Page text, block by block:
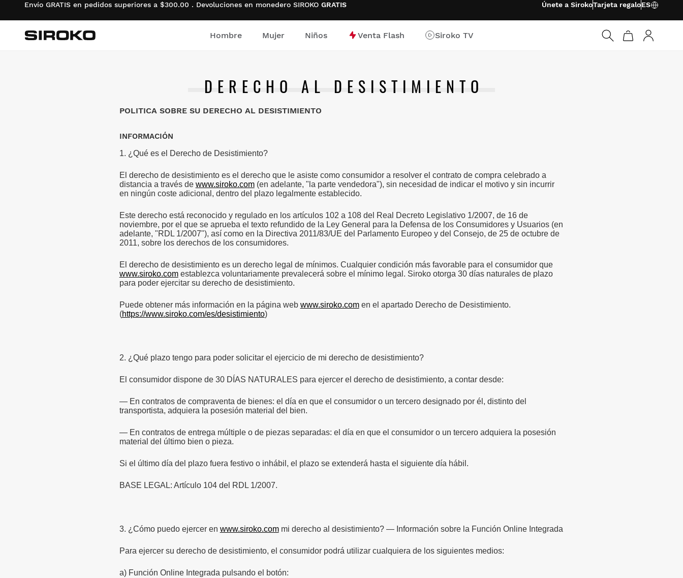
Envío GRATIS en pedidos superiores a $300.00 . Devoluciones en monedero SIROKO GRATIS Únete a SirokoTarjeta regaloES
Hombre Mujer Niños
Esquí & Snowboard niño
Esquí & Snowboard niña
Venta Flash
Siroko TV
DERECHO AL DESISTIMIENTO
POLITICA SOBRE SU DERECHO AL DESISTIMIENTO
INFORMACIÓN
1. ¿Qué es el Derecho de Desistimiento?
El derecho de desistimiento es el derecho que le asiste como consumidor a resolver el contrato de compra celebrado a
distancia a través de www.siroko.com(en adelante, "la parte vendedora"), sin necesidad de indicar el motivo y sin incurrir
en ningún coste adicional, dentro del plazo legalmente establecido.
Este derecho está reconocido y regulado en los artículos 102 a 108 del Real Decreto Legislativo 1/2007, de 16 de
noviembre, por el que se aprueba el texto refundido de la Ley General para la Defensa de los Consumidores y Usuarios (en
adelante, "RDL 1/2007"), así como en la Directiva 2011/83/UE del Parlamento Europeo y del Consejo, de 25 de octubre de
2011, sobre los derechos de los consumidores.
El derecho de desistimiento es un derecho legal de mínimos. Cualquier condición más favorable para el consumidor que
www.siroko.comestablezca voluntariamente prevalecerá sobre el mínimo legal. Siroko otorga 30 días naturales de plazo
para poder ejercitar su derecho de desistimiento.
Puede obtener más información en la página web www.siroko.comen el apartado Derecho de Desistimiento.
(https://www.siroko.com/es/desistimiento)
2. ¿Qué plazo tengo para poder solicitar el ejercicio de mi derecho de desistimiento?
El consumidor dispone de 30 DÍAS NATURALES para ejercer el derecho de desistimiento, a contar desde:
— En contratos de compraventa de bienes: el día en que el consumidor o un tercero designado por él, distinto del
transportista, adquiera la posesión material del bien.
— En contratos de entrega múltiple o de piezas separadas: el día en que el consumidor o un tercero adquiera la posesión
material del último bien o pieza.
Si el último día del plazo fuera festivo o inhábil, el plazo se extenderá hasta el siguiente día hábil.
BASE LEGAL: Artículo 104 del RDL 1/2007.
3. ¿Cómo puedo ejercer en www.siroko.commi derecho al desistimiento? — Información sobre la Función Online Integrada
Para ejercer su derecho de desistimiento, el consumidor podrá utilizar cualquiera de los siguientes medios:
a) Función Online Integrada pulsando el botón: